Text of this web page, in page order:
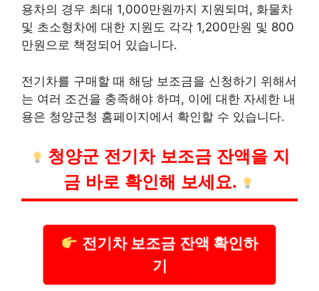
용차의 경우 최대 1,000만원까지 지원되며, 화물차
및 초소형차에 대한 지원도 각각 1,200만원 및 800
만원으로 책정되어 있습니다.
전기차를 구매할 때 해당 보조금을 신청하기 위해서
는 여러 조건을 충족해야 하며, 이에 대한 자세한 내
용은 청양군청 홈페이지에서 확인할 수 있습니다.
청양군 전기차 보조금 잔액을 지
금 바로 확인해 보세요.
전기차 보조금 잔액 확인하
기